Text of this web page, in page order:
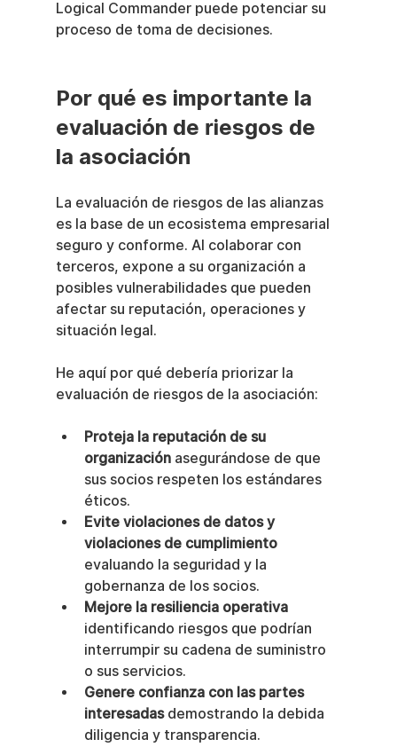
Logical Commander puede potenciar su
proceso de toma de decisiones.
Por qué es importante la
evaluación de riesgos de
la asociación
La evaluación de riesgos de las alianzas
es la base de un ecosistema empresarial
seguro y conforme. Al colaborar con
terceros, expone a su organización a
posibles vulnerabilidades que pueden
afectar su reputación, operaciones y
situación legal.
He aquí por qué debería priorizar la
evaluación de riesgos de la asociación:
Proteja la reputación de su
organización asegurándose de que
sus socios respeten los estándares
éticos.
Evite violaciones de datos y
violaciones de cumplimiento
evaluando la seguridad y la
gobernanza de los socios.
Mejore la resiliencia operativa
identificando riesgos que podrían
interrumpir su cadena de suministro
o sus servicios.
Genere confianza con las partes
interesadas demostrando la debida
diligencia y transparencia.